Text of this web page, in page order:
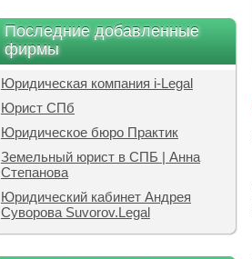
Последние добавленные
фирмы
Юридическая компания i-Legal
Юрист СПб
Юридическое бюро Практик
Земельный юрист в СПБ | Анна
Степанова
Юридический кабинет Андрея
Суворова Suvorov.Legal